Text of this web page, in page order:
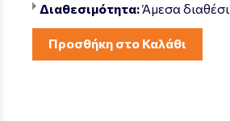
Διαθεσιμότητα:Άμεσα
Προσθήκη στο Καλάθι